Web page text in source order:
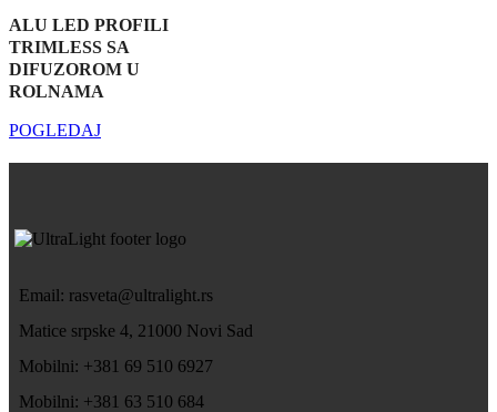
ALU LED PROFILI
TRIMLESS SA
DIFUZOROM U
ROLNAMA
POGLEDAJ
Email: rasveta@ultralight.rs
Matice srpske 4, 21000 Novi Sad
Mobilni: +381 69 510 6927
Mobilni: +381 63 510 684